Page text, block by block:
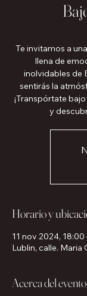
Te invitamos a
llena de
inolvidables de
sentirás la
¡Transpórtate
y
Horario y
11 nov 2024, 18:00
Lublin, calle. Maria
Acerca del evento